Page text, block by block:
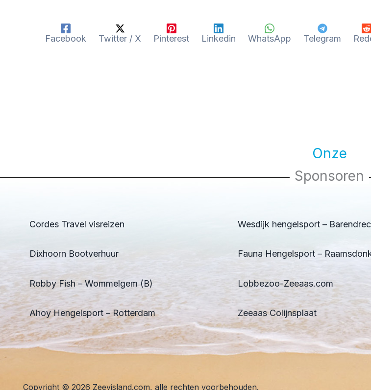
Facebook Twitter / X Pinterest Linkedin WhatsApp Telegram
Onze
Sponsoren
Cordes Travel visreizen
Dixhoorn Bootverhuur
Robby Fish – Wommelgem (B)
Ahoy Hengelsport – Rotterdam
Wesdijk hengelsport –
Fauna Hengelsport –
Lobbezoo-Zeeaas.com
Zeeaas Colijnsplaat
Copyright © 2026 Zeevisland.com, alle rechten voorbehouden.